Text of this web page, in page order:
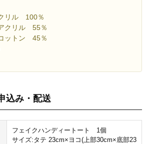
リル 100％
リル 55％
ン 45％
込み・配送
フェイクハンディートート 1個
サイズ:タテ 23cm×ヨコ(上部30cm×底部23